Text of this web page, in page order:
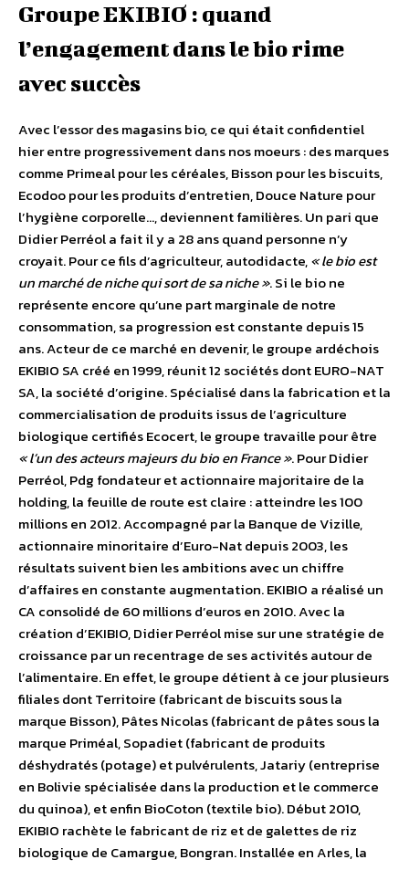
Groupe EKIBIO : quand
l’engagement dans le bio rime
avec succès
Avec l’essor des magasins bio, ce qui était confidentiel
hier entre progressivement dans nos moeurs : des marques
comme Primeal pour les céréales, Bisson pour les biscuits,
Ecodoo pour les produits d’entretien, Douce Nature pour
l’hygiène corporelle…, deviennent familières. Un pari que
Didier Perréol a fait il y a 28 ans quand personne n’y
croyait. Pour ce fils d’agriculteur, autodidacte,« le bio est
un marché de niche qui sort de sa niche ». Si le bio ne
représente encore qu’une part marginale de notre
consommation, sa progression est constante depuis 15
ans. Acteur de ce marché en devenir, le groupe ardéchois
EKIBIO SA créé en 1999, réunit 12 sociétés dont EURO-NAT
SA, la société d’origine. Spécialisé dans la fabrication et la
commercialisation de produits issus de l’agriculture
biologique certifiés Ecocert, le groupe travaille pour être
« l’un des acteurs majeurs du bio en France ». Pour Didier
Perréol, Pdg fondateur et actionnaire majoritaire de la
holding, la feuille de route est claire : atteindre les 100
millions en 2012. Accompagné par la Banque de Vizille,
actionnaire minoritaire d’Euro-Nat depuis 2003, les
résultats suivent bien les ambitions avec un chiffre
d’affaires en constante augmentation. EKIBIO a réalisé un
CA consolidé de 60 millions d’euros en 2010. Avec la
création d’EKIBIO, Didier Perréol mise sur une stratégie de
croissance par un recentrage de ses activités autour de
l’alimentaire. En effet, le groupe détient à ce jour plusieurs
filiales dont Territoire (fabricant de biscuits sous la
marque Bisson), Pâtes Nicolas (fabricant de pâtes sous la
marque Priméal, Sopadiet (fabricant de produits
déshydratés (potage) et pulvérulents, Jatariy (entreprise
en Bolivie spécialisée dans la production et le commerce
du quinoa), et enfin BioCoton (textile bio). Début 2010,
EKIBIO rachète le fabricant de riz et de galettes de riz
biologique de Camargue, Bongran. Installée en Arles, la